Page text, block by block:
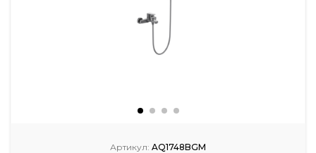
Артикул: AQ1748BGM